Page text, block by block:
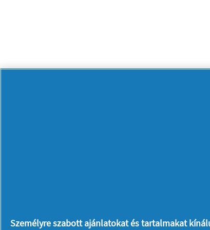
Személyre szabott ajánlatokat és tartalmakat